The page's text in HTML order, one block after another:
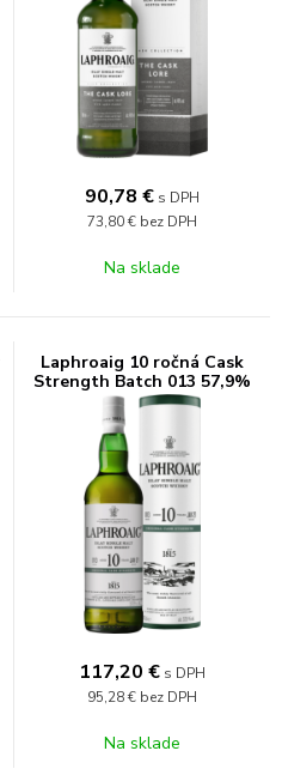
90,78 € s DPH
73,80 € bez DPH
Na sklade
Laphroaig 10 ročná Cask
Strength Batch 013 57,9%
0,7l
117,20 € s DPH
95,28 € bez DPH
Na sklade